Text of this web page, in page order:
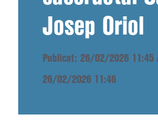
Josep Oriol
Publicat: 26/02/2026 11:45
26/02/2026 11:46